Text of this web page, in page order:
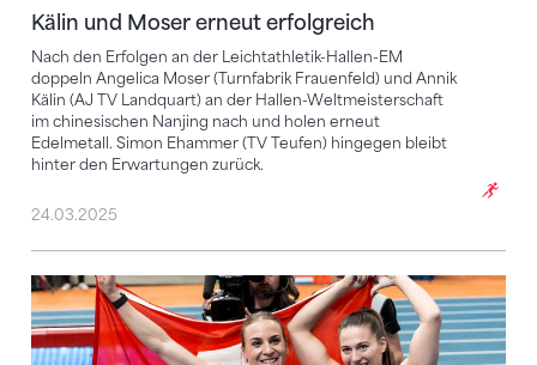
Kälin und Moser erneut erfolgreich
Nach den Erfolgen an der Leichtathletik-Hallen-EM
doppeln Angelica Moser (Turnfabrik Frauenfeld) und Annik
Kälin (AJ TV Landquart) an der Hallen-Weltmeisterschaft
im chinesischen Nanjing nach und holen erneut
Edelmetall. Simon Ehammer (TV Teufen) hingegen bleibt
hinter den Erwartungen zurück.
24.03.2025
EM-Gold für Moser, Silber für Ehammer und Kälin